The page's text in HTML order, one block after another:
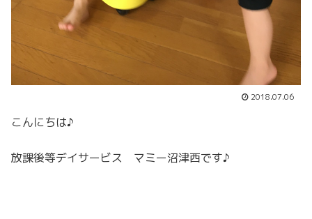
2018.07.06
こんにちは♪
放課後等デイサービス マミー沼津西です♪